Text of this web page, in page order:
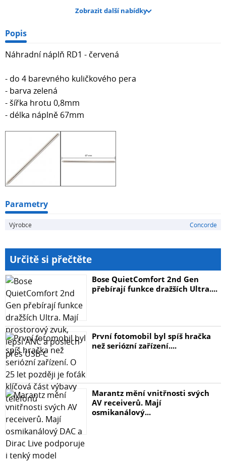
Zobrazit další nabídky
Popis
Náhradní náplň RD1 - červená
- do 4 barevného kuličkového pera
- barva zelená
- šířka hrotu 0,8mm
- délka náplně 67mm
Parametry
Výrobce Concorde
Určitě si přečtěte
Bose QuietComfort 2nd Gen
přebírají funkce dražších Ultra....
První fotomobil byl spíš hračka
než seriózní zařízení....
Marantz mění vnitřnosti svých
AV receiverů. Mají
osmikanálový...